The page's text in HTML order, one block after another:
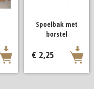
Spoelbak met
borstel
€ 2,25